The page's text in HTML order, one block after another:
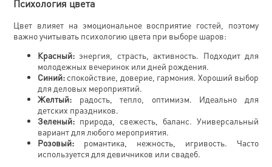
Психология цвета
Цвет влияет на эмоциональное восприятие гостей, поэтому
важно учитывать психологию цвета при выборе шаров:
Красный: энергия, страсть, активность. Подходит для
молодежных вечеринок или дней рождения.
Синий: спокойствие, доверие, гармония. Хороший выбор
для деловых мероприятий.
Желтый: радость, тепло, оптимизм. Идеально для
детских праздников.
Зеленый: природа, свежесть, баланс. Универсальный
вариант для любого мероприятия.
Розовый: романтика, нежность, игривость. Часто
используется для девичников или свадеб.